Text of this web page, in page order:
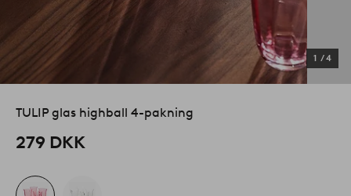
1 /4
TULIP glas highball 4-pakning
279 DKK